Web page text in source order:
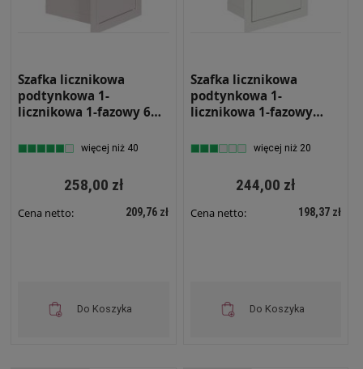
Szafka licznikowa
podtynkowa 1-
licznikowa 1-fazowy 6
180x430x180 Biały na
więcej niż 40
258,00 zł
Cena netto: 209,76 zł
Do Koszyka
Szafka licznikowa
podtynkowa 1-
licznikowa 1-fazowy
modułów IP31
zatrzask RL 1F 6E
więcej niż 20
244,00 zł
Cena netto: 198,37 zł
Do Koszyka